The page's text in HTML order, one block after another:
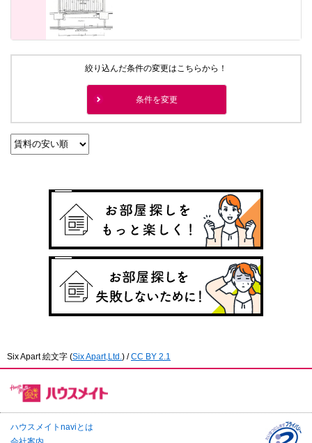
絞り込んだ条件の変更はこちらから！
条件を変更
Six Apart 絵文字 (Six Apart,Ltd. ) /CC BY 2.1
ハウスメイトnaviとは